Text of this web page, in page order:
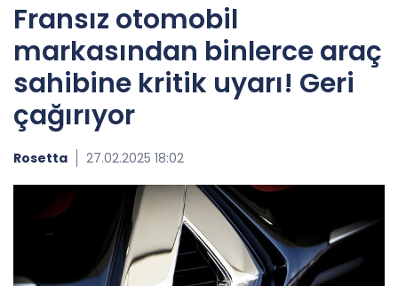
Fransız otomobil
markasından binlerce araç
sahibine kritik uyarı! Geri
çağırıyor
Rosetta 27.02.2025 18:02